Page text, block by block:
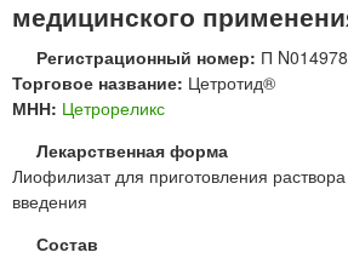
медицинского
Регистрационный номер: П
Торговое название: Цетротид®
МНН: Цетрореликс
Лекарственная форма
Лиофилизат для приготовления
введения
Состав